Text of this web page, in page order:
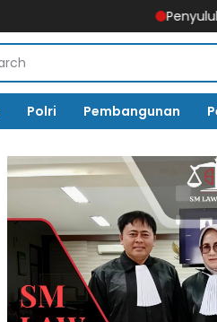
Penyuluhan
Polri Pembangunan